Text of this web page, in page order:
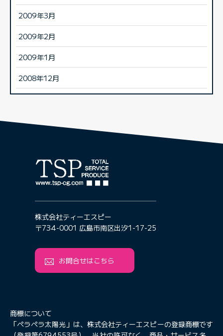
2009年3月
2009年2月
2009年1月
2008年12月
株式会社ティーエスピー
〒734-0001 広島市南区出汐1-17-25
お問合せはこちら
商標について
「ペラペラ太陽光」は、株式会社ティーエスピーの登録商標です